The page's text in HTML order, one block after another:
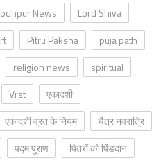
News
Lord Shiva
Pitru Paksha
puja path
religion news
spiritual
Vrat
एकादशी
एकादशी व्रत के नियम
चैत्र नवरात्रि
पद्म पुराण
पितरों को पिंडदान